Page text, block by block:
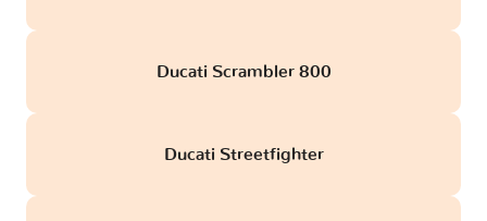
Ducati Scrambler 800
Ducati Streetfighter